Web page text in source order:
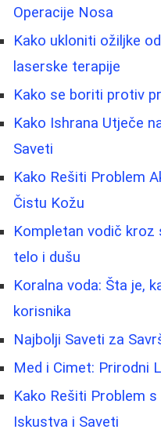
Operacije Nosa
Kako ukloniti ožiljke
laserske terapije
Kako se boriti protiv
Kako Ishrana Utječe
Saveti
Kako Rešiti Problem
Čistu Kožu
Kompletan vodič kroz
telo i dušu
Koralna voda: Šta je,
korisnika
Najbolji Saveti za
Med i Cimet: Prirodni
Kako Rešiti Problem
Iskustva i Saveti